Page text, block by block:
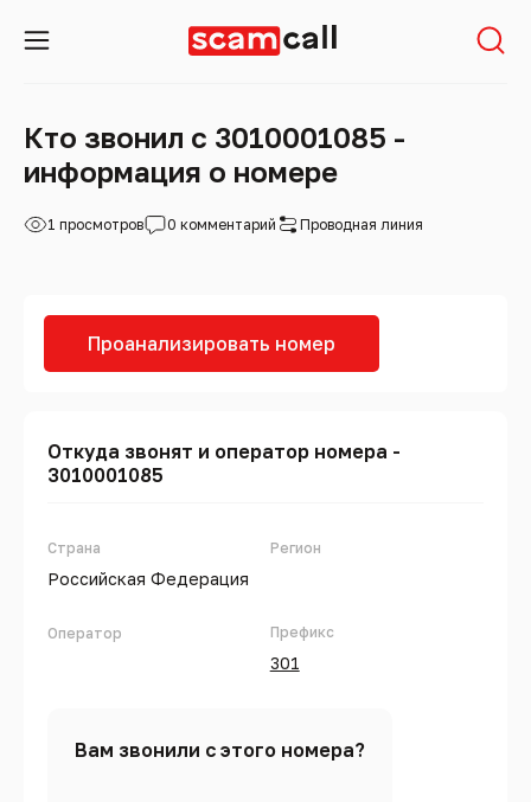
Кто звонил с 3010001085 -
информация о номере
1 просмотров 0 комментарий Проводная линия
Проанализировать номер
Откуда звонят и оператор номера -
3010001085
Страна
Российская Федерация
Оператор
Регион
Префикс
301
Вам звонили с этого номера?